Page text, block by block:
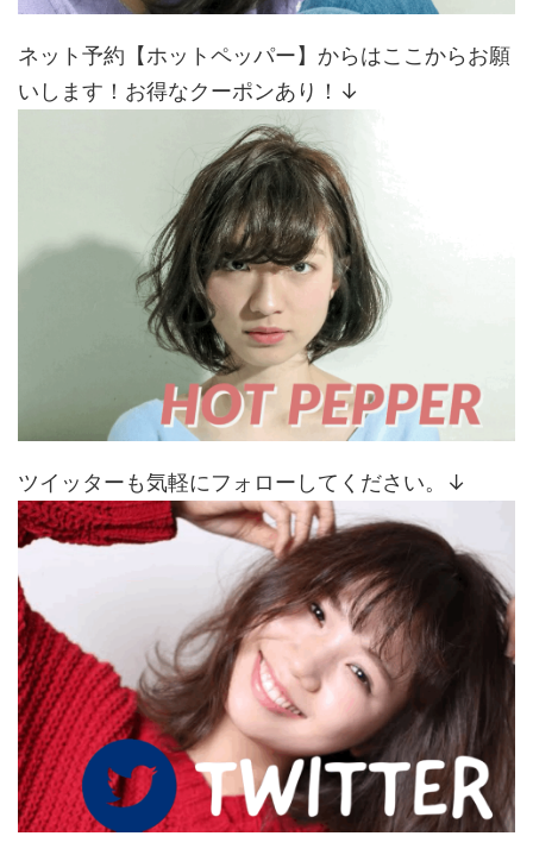
ネット予約【ホットペッパー】からはここからお願
いします！お得なクーポンあり！↓
ツイッターも気軽にフォローしてください。↓